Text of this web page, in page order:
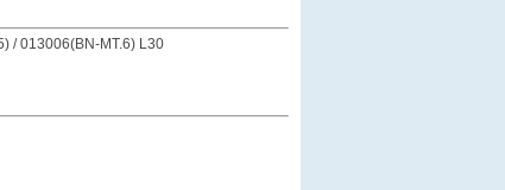
/ 013006(BN-MT.6) L30